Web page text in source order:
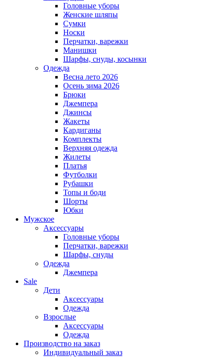
Головные уборы
Женские шляпы
Сумки
Носки
Перчатки, варежки
Манишки
Шарфы, снуды, косынки
Одежда
Весна лето 2026
Осень зима 2026
Брюки
Джемпера
Джинсы
Жакеты
Кардиганы
Комплекты
Верхняя одежда
Жилеты
Платья
Футболки
Рубашки
Топы и боди
Шорты
Юбки
Мужское
Аксессуары
Головные уборы
Перчатки, варежки
Шарфы, снуды
Одежда
Джемпера
Sale
Дети
Аксессуары
Одежда
Взрослые
Аксессуары
Одежда
Производство на заказ
Индивидуальный заказ